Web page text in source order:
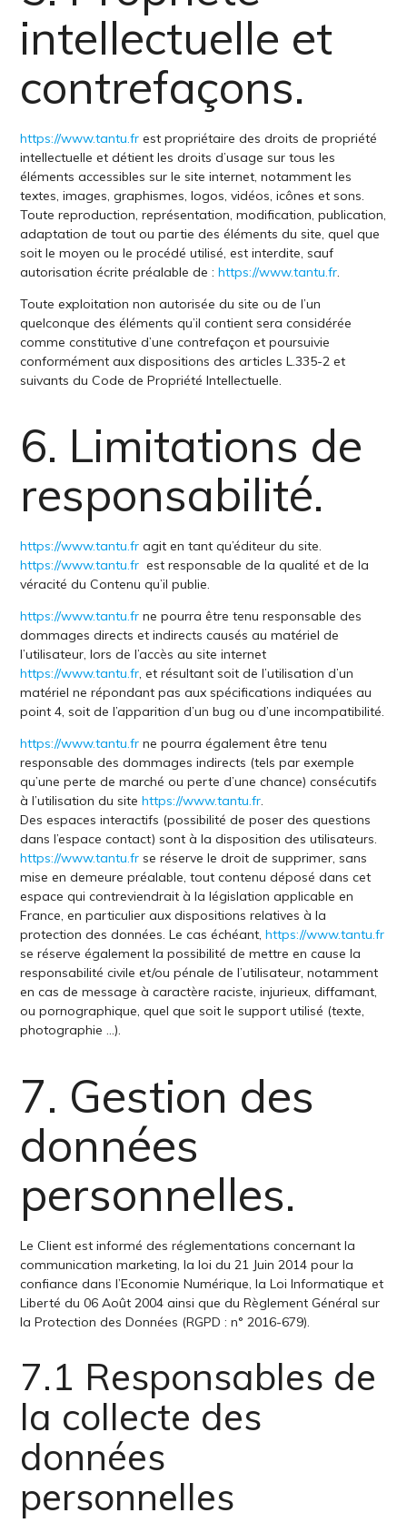
intellectuelle et
contrefaçons.
https://www.tantu.fr est propriétaire des droits de propriété
intellectuelle et détient les droits d’usage sur tous les
éléments accessibles sur le site internet, notamment les
textes, images, graphismes, logos, vidéos, icônes et sons.
Toute reproduction, représentation, modification, publication,
adaptation de tout ou partie des éléments du site, quel que
soit le moyen ou le procédé utilisé, est interdite, sauf
autorisation écrite préalable de :https://www.tantu.fr.
Toute exploitation non autorisée du site ou de l’un
quelconque des éléments qu’il contient sera considérée
comme constitutive d’une contrefaçon et poursuivie
conformément aux dispositions des articles L.335-2 et
suivants du Code de Propriété Intellectuelle.
6. Limitations de
responsabilité.
https://www.tantu.fr agit en tant qu’éditeur du site.
https://www.tantu.fr est responsable de la qualité et de la
véracité du Contenu qu’il publie.
https://www.tantu.fr ne pourra être tenu responsable des
dommages directs et indirects causés au matériel de
l’utilisateur, lors de l’accès au site internet
https://www.tantu.fr, et résultant soit de l’utilisation d’un
matériel ne répondant pas aux spécifications indiquées au
point 4, soit de l’apparition d’un bug ou d’une incompatibilité.
https://www.tantu.fr ne pourra également être tenu
responsable des dommages indirects (tels par exemple
qu’une perte de marché ou perte d’une chance) consécutifs
à l’utilisation du sitehttps://www.tantu.fr.
Des espaces interactifs (possibilité de poser des questions
dans l’espace contact) sont à la disposition des utilisateurs.
https://www.tantu.fr se réserve le droit de supprimer, sans
mise en demeure préalable, tout contenu déposé dans cet
espace qui contreviendrait à la législation applicable en
France, en particulier aux dispositions relatives à la
protection des données. Le cas échéant,https://www.tantu.fr
se réserve également la possibilité de mettre en cause la
responsabilité civile et/ou pénale de l’utilisateur, notamment
en cas de message à caractère raciste, injurieux, diffamant,
ou pornographique, quel que soit le support utilisé (texte,
photographie …).
7. Gestion des
données
personnelles.
Le Client est informé des réglementations concernant la
communication marketing, la loi du 21 Juin 2014 pour la
confiance dans l’Economie Numérique, la Loi Informatique et
Liberté du 06 Août 2004 ainsi que du Règlement Général sur
la Protection des Données (RGPD : n° 2016-679).
7.1 Responsables de
la collecte des
données
personnelles